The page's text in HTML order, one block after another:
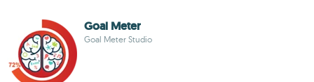
Goal Meter
Goal Meter Studio